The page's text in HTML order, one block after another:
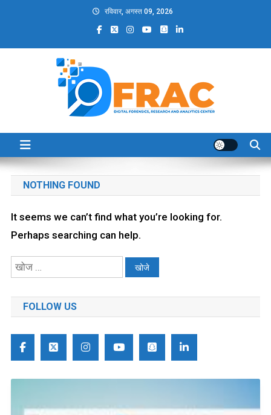
रविवार, अगस्त 09, 2026
DFRAC_ORG
NOTHING FOUND
It seems we can’t find what you’re looking for.
Perhaps searching can help.
निम्न
खोजें:FOLLOW US